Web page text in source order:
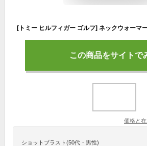
この商品をサイトで
価格と
ショットブラスト(50代・男性)